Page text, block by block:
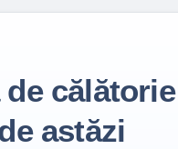
de
astăzi